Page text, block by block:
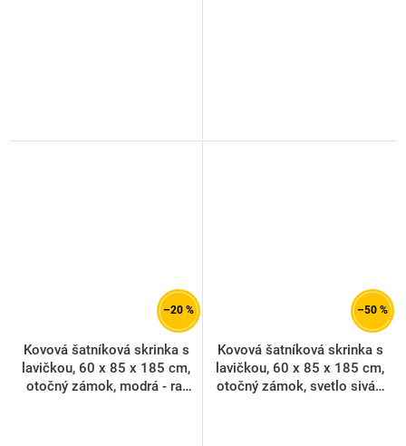
–20 %
Kovová šatníková skrinka s
lavičkou, 60 x 85 x 185 cm,
otočný zámok, modrá - ral
–50 %
Kovová šatníková skrinka s
lavičkou, 60 x 85 x 185 cm,
otočný zámok, svetlo sivá -